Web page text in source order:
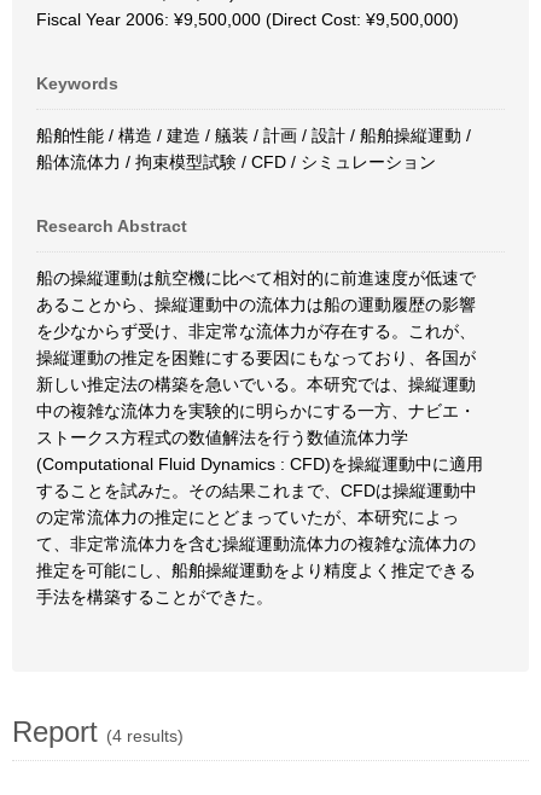
Fiscal Year 2006: ¥9,500,000 (Direct Cost: ¥9,500,000)
Keywords
船舶性能 / 構造 / 建造 / 艤装 / 計画 / 設計 / 船舶操縦運動 /
船体流体力 / 拘束模型試験 / CFD / シミュレーション
Research Abstract
船の操縦運動は航空機に比べて相対的に前進速度が低速で
あることから、操縦運動中の流体力は船の運動履歴の影響
を少なからず受け、非定常な流体力が存在する。これが、
操縦運動の推定を困難にする要因にもなっており、各国が
新しい推定法の構築を急いでいる。本研究では、操縦運動
中の複雑な流体力を実験的に明らかにする一方、ナビエ・
ストークス方程式の数値解法を行う数値流体力学
(Computational Fluid Dynamics : CFD)を操縦運動中に適用
することを試みた。その結果これまで、CFDは操縦運動中
の定常流体力の推定にとどまっていたが、本研究によっ
て、非定常流体力を含む操縦運動流体力の複雑な流体力の
推定を可能にし、船舶操縦運動をより精度よく推定できる
手法を構築することができた。
Report (4 results)